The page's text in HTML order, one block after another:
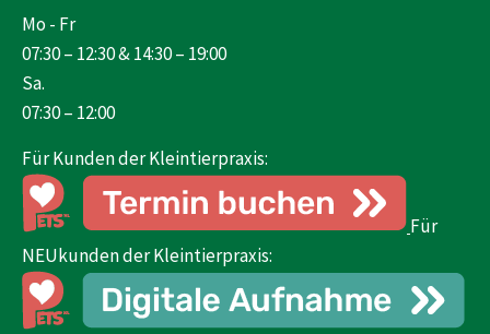
new
Mo - Fr
07:30 – 12:30 & 14:30 – 19:00
Sa.
07:30 – 12:00
Für Kunden der Kleintierpraxis:
Für
NEUkunden der Kleintierpraxis: